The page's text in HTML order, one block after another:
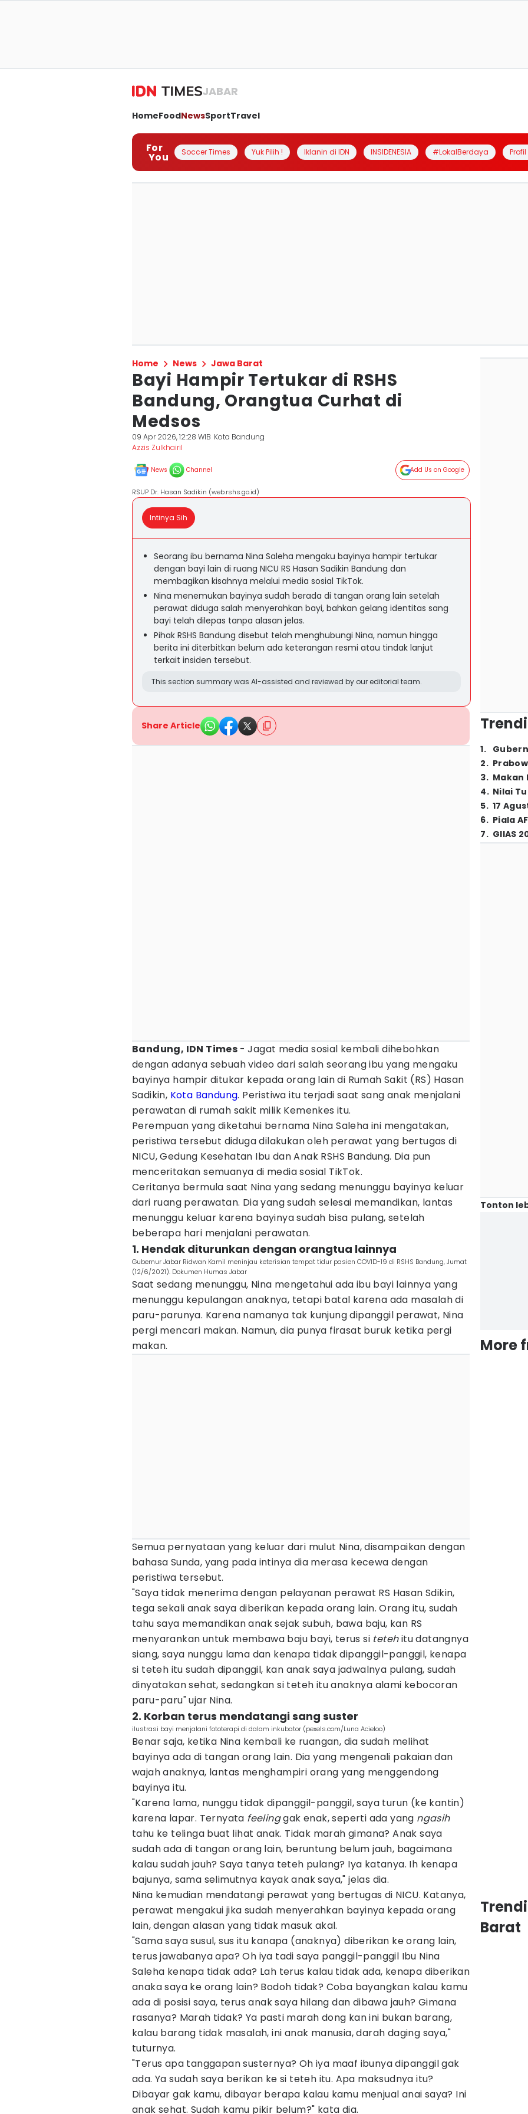
JABAR
HomeFoodNewsSportTravel
For
You Soccer Times Yuk Pilih ! Iklanin di IDN INSIDENESIA #LokalBerdaya
Home News Jawa Barat
Bayi Hampir Tertukar di RSHS
Bandung, Orangtua Curhat di
Medsos
09 Apr 2026, 12:28 WIB Kota Bandung
Azzis Zulkhairil
News Channel Add Us on Google
RSUP Dr. Hasan Sadikin (web.rshs.go.id)
Intinya Sih
Seorang ibu bernama Nina Saleha mengaku bayinya hampir tertukar
dengan bayi lain di ruang NICU RS Hasan Sadikin Bandung dan
membagikan kisahnya melalui media sosial TikTok.
Nina menemukan bayinya sudah berada di tangan orang lain setelah
perawat diduga salah menyerahkan bayi, bahkan gelang identitas sang
bayi telah dilepas tanpa alasan jelas.
Pihak RSHS Bandung disebut telah menghubungi Nina, namun hingga
berita ini diterbitkan belum ada keterangan resmi atau tindak lanjut
terkait insiden tersebut.
This section summary was AI-assisted and reviewed by our editorial team.
Share Article
Bandung, IDN Times - Jagat media sosial kembali dihebohkan
dengan adanya sebuah video dari salah seorang ibu yang mengaku
bayinya hampir ditukar kepada orang lain di Rumah Sakit (RS) Hasan
Sadikin, Kota Bandung. Peristiwa itu terjadi saat sang anak menjalani
perawatan di rumah sakit milik Kemenkes itu.
Perempuan yang diketahui bernama Nina Saleha ini mengatakan,
peristiwa tersebut diduga dilakukan oleh perawat yang bertugas di
NICU, Gedung Kesehatan Ibu dan Anak RSHS Bandung. Dia pun
menceritakan semuanya di media sosial TikTok.
Ceritanya bermula saat Nina yang sedang menunggu bayinya keluar
dari ruang perawatan. Dia yang sudah selesai memandikan, lantas
menunggu keluar karena bayinya sudah bisa pulang, setelah
beberapa hari menjalani perawatan.
1. Hendak diturunkan dengan orangtua lainnya
Gubernur Jabar Ridwan Kamil meninjau keterisian tempat tidur pasien COVID-19 di RSHS Bandung, Jumat
(12/6/2021). Dokumen Humas Jabar
Saat sedang menunggu, Nina mengetahui ada ibu bayi lainnya yang
menunggu kepulangan anaknya, tetapi batal karena ada masalah di
paru-parunya. Karena namanya tak kunjung dipanggil perawat, Nina
pergi mencari makan. Namun, dia punya firasat buruk ketika pergi
makan.
Semua pernyataan yang keluar dari mulut Nina, disampaikan dengan
bahasa Sunda, yang pada intinya dia merasa kecewa dengan
peristiwa tersebut.
"Saya tidak menerima dengan pelayanan perawat RS Hasan Sdikin,
tega sekali anak saya diberikan kepada orang lain. Orang itu, sudah
tahu saya memandikan anak sejak subuh, bawa baju, kan RS
menyarankan untuk membawa baju bayi, terus si tetehitu datangnya
siang, saya nunggu lama dan kenapa tidak dipanggil-panggil, kenapa
si teteh itu sudah dipanggil, kan anak saya jadwalnya pulang, sudah
dinyatakan sehat, sedangkan si teteh itu anaknya alami kebocoran
paru-paru" ujar Nina.
2. Korban terus mendatangi sang suster
ilustrasi bayi menjalani fototerapi di dalam inkubator (pexels.com/Luna Acieloo)
Benar saja, ketika Nina kembali ke ruangan, dia sudah melihat
bayinya ada di tangan orang lain. Dia yang mengenali pakaian dan
wajah anaknya, lantas menghampiri orang yang menggendong
bayinya itu.
"Karena lama, nunggu tidak dipanggil-panggil, saya turun (ke kantin)
karena lapar. Ternyata feelinggak enak, seperti ada yang ngasih
tahu ke telinga buat lihat anak. Tidak marah gimana? Anak saya
sudah ada di tangan orang lain, beruntung belum jauh, bagaimana
kalau sudah jauh? Saya tanya teteh pulang? Iya katanya. Ih kenapa
bajunya, sama selimutnya kayak anak saya," jelas dia.
Nina kemudian mendatangi perawat yang bertugas di NICU. Katanya,
perawat mengakui jika sudah menyerahkan bayinya kepada orang
lain, dengan alasan yang tidak masuk akal.
"Sama saya susul, sus itu kanapa (anaknya) diberikan ke orang lain,
terus jawabanya apa? Oh iya tadi saya panggil-panggil Ibu Nina
Saleha kenapa tidak ada? Lah terus kalau tidak ada, kenapa diberikan
anaka saya ke orang lain? Bodoh tidak? Coba bayangkan kalau kamu
ada di posisi saya, terus anak saya hilang dan dibawa jauh? Gimana
rasanya? Marah tidak? Ya pasti marah dong kan ini bukan barang,
kalau barang tidak masalah, ini anak manusia, darah daging saya,"
tuturnya.
"Terus apa tanggapan susternya? Oh iya maaf ibunya dipanggil gak
ada. Ya sudah saya berikan ke si teteh itu. Apa maksudnya itu?
Dibayar gak kamu, dibayar berapa kalau kamu menjual anai saya? Ini
anak sehat. Sudah kamu pikir belum?" kata dia.
1.
2.
3. Makan
4. Nilai
5. 17
6. Piala
7. GIIAS
Tonton
More
Barat